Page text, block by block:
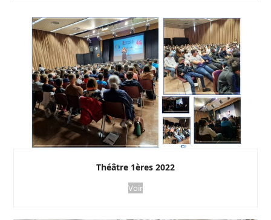
Théâtre 1ères 2022
Voir